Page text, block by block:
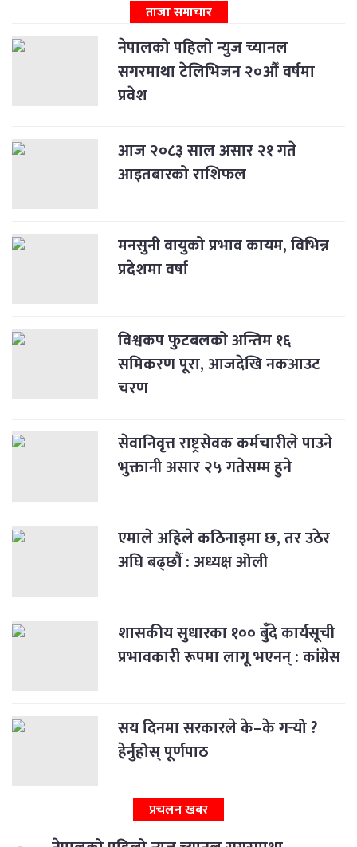
ताजा समाचार
नेपालको पहिलो न्युज च्यानल
सगरमाथा टेलिभिजन २०औँ वर्षमा
प्रवेश
आज २०८३ साल असार २१ गते
आइतबारको राशिफल
मनसुनी वायुको प्रभाव कायम, विभिन्न
प्रदेशमा वर्षा
विश्वकप फुटबलको अन्तिम १६
समिकरण पूरा, आजदेखि नकआउट
चरण
सेवानिवृत्त राष्ट्रसेवक कर्मचारीले पाउने
भुक्तानी असार २५ गतेसम्म हुने
एमाले अहिले कठिनाइमा छ, तर उठेर
अघि बढ्छौँ : अध्यक्ष ओली
शासकीय सुधारका १०० बुँदे कार्यसूची
प्रभावकारी रूपमा लागू भएनन् : कांग्रेस
सय दिनमा सरकारले के–के गर्‍यो ?
हेर्नुहोस् पूर्णपाठ
प्रचलन खबर